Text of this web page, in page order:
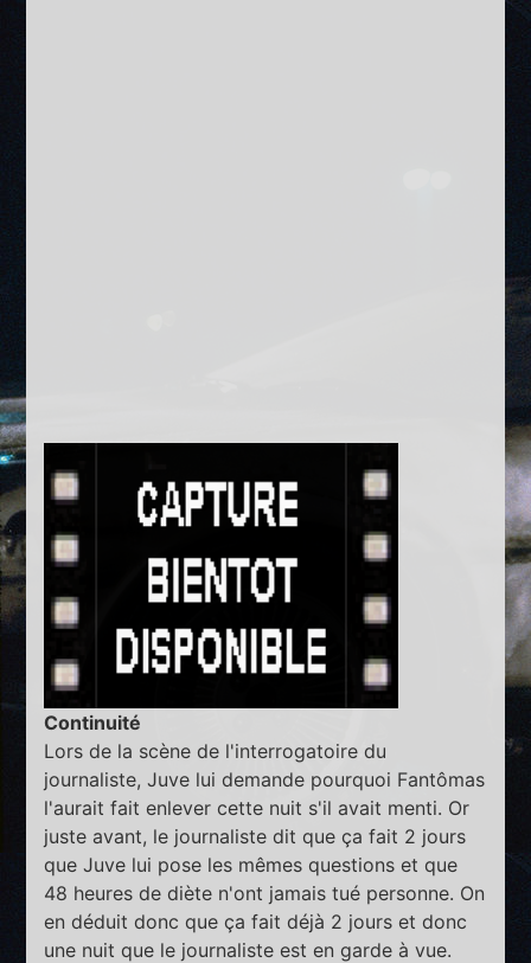
Continuité
Lors de la scène de l'interrogatoire du
journaliste, Juve lui demande pourquoi Fantômas
l'aurait fait enlever cette nuit s'il avait menti. Or
juste avant, le journaliste dit que ça fait 2 jours
que Juve lui pose les mêmes questions et que
48 heures de diète n'ont jamais tué personne. On
en déduit donc que ça fait déjà 2 jours et donc
une nuit que le journaliste est en garde à vue.